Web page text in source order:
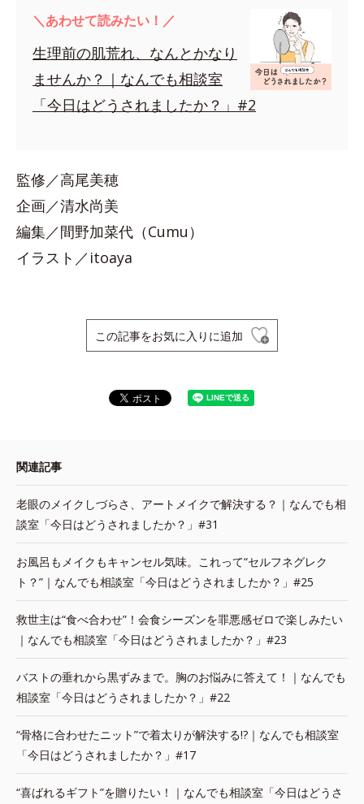
＼あわせて読みたい！／
生理前の肌荒れ、なんとかなり
ませんか？｜なんでも相談室
「今日はどうされましたか？」#2
監修／高尾美穂
企画／清水尚美
編集／間野加菜代（Cumu）
イラスト／itoaya
この記事をお気に入りに追加
関連記事
老眼のメイクしづらさ、アートメイクで解決する？｜なんでも相
談室「今日はどうされましたか？」#31
お風呂もメイクもキャンセル気味。これって“セルフネグレク
ト？”｜なんでも相談室「今日はどうされましたか？」#25
救世主は“食べ合わせ”！会食シーズンを罪悪感ゼロで楽しみたい
｜なんでも相談室「今日はどうされましたか？」#23
バストの垂れから黒ずみまで。胸のお悩みに答えて！｜なんでも
相談室「今日はどうされましたか？」#22
“骨格に合わせたニット”で着太りが解決する!?｜なんでも相談室
「今日はどうされましたか？」#17
“喜ばれるギフト”を贈りたい！｜なんでも相談室「今日はどうさ